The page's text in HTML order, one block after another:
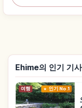
Ehime의 인기 기사
여행 인기 No.1